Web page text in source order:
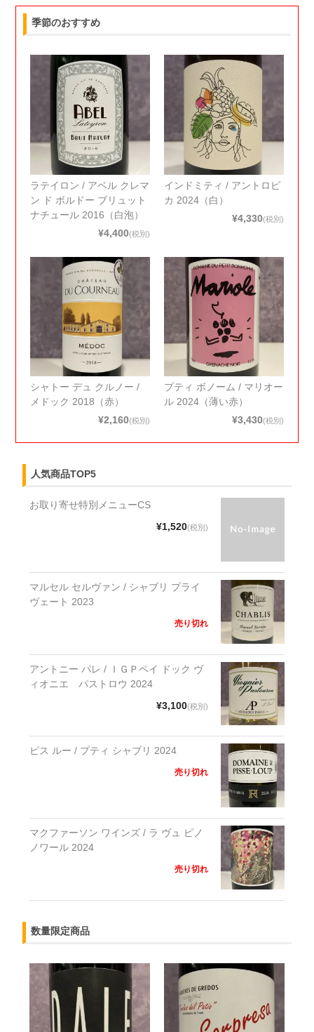
季節のおすすめ
ラテイロン / アベル クレマ
ン ド ボルドー ブリュット
ナチュール 2016（白泡）
¥4,400(税別)
インドミティ / アントロピ
カ 2024（白）
¥4,330(税別)
シャトー デュ クルノー /
メドック 2018（赤）
¥2,160(税別)
プティ ボノーム / マリオー
ル 2024（薄い赤）
¥3,430(税別)
人気商品TOP5
お取り寄せ特別メニューCS
¥1,520(税別)
マルセル セルヴァン / シャブリ プライ
ヴェート 2023
売り切れ
アントニー パレ / ＩＧＰペイ ドック ヴ
ィオニエ パストロウ 2024
¥3,100(税別)
ピス ルー / プティ シャブリ 2024
売り切れ
マクファーソン ワインズ / ラ ヴュ ピノ
ノワール 2024
売り切れ
数量限定商品